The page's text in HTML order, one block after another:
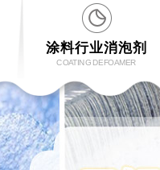
涂料行业消泡剂
COATING DEFOAMER